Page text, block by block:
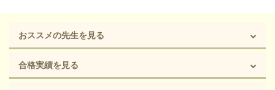
おススメの先生を見る
合格実績を見る